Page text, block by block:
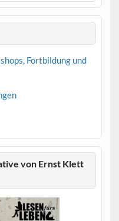
Fortbildung und
von Ernst Klett